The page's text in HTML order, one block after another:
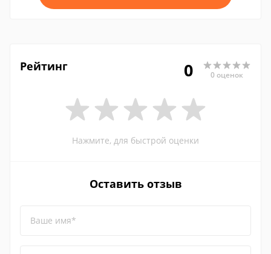
Рейтинг 0 0 оценок
Нажмите, для быстрой оценки
Оставить отзыв
Ваше имя*